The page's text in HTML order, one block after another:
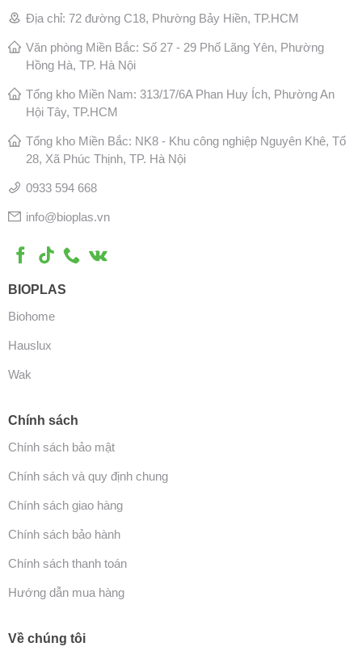
Địa chỉ: 72 đường C18, Phường Bảy Hiền, TP.HCM
Văn phòng Miền Bắc: Số 27 - 29 Phố Lãng Yên, Phường
Hồng Hà, TP. Hà Nội
Tổng kho Miền Nam: 313/17/6A Phan Huy Ích, Phường An
Hội Tây, TP.HCM
Tổng kho Miền Bắc: NK8 - Khu công nghiệp Nguyên Khê, Tổ
28, Xã Phúc Thịnh, TP. Hà Nội
0933 594 668
info@bioplas.vn
BIOPLAS
Biohome
Hauslux
Wak
Chính sách
Chính sách bảo mật
Chính sách và quy định chung
Chính sách giao hàng
Chính sách bảo hành
Chính sách thanh toán
Hướng dẫn mua hàng
Về chúng tôi